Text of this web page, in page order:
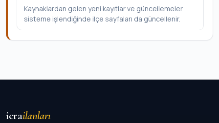
Kaynaklardan gelen yeni kayıtlar ve güncellemeler
sisteme işlendiğinde ilçe sayfaları da güncellenir.
icrailanları